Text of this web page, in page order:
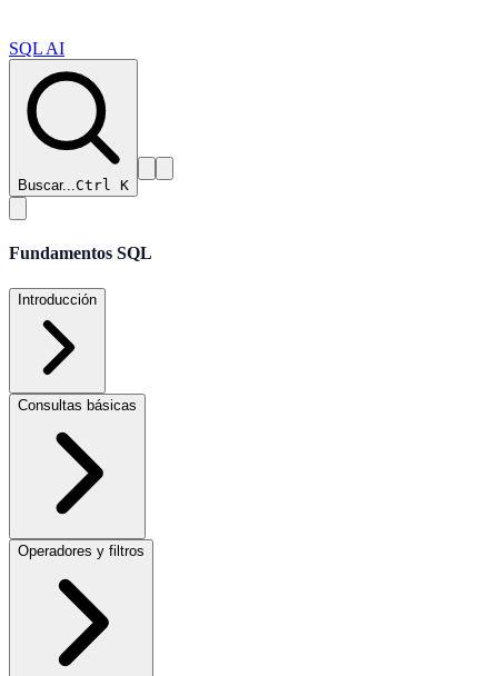
SQL AI
Buscar...Ctrl K
Fundamentos SQL
Introducción
Consultas básicas
Operadores y filtros